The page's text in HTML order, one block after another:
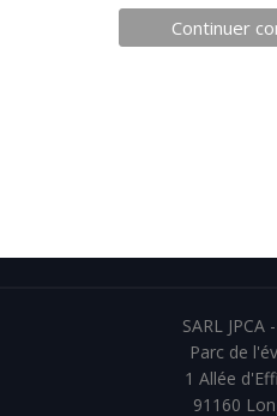
SARL JPCA
Parc de
1 Allée
91160
Continuer